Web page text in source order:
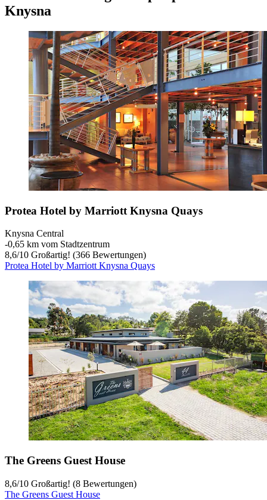
Knysna
Protea Hotel by Marriott Knysna Quays
Knysna Central
‐0,65 km vom Stadtzentrum
8,6/10 Großartig! (366 Bewertungen)
Protea Hotel by Marriott Knysna Quays
The Greens Guest House
8,6/10 Großartig! (8 Bewertungen)
The Greens Guest House